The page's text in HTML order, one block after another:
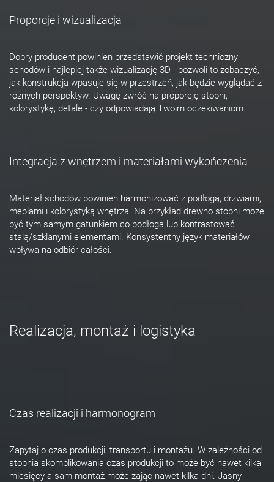
Proporcje i wizualizacja
Dobry producent powinien przedstawić projekt techniczny
schodów i najlepiej także wizualizację 3D - pozwoli to zobaczyć,
jak konstrukcja wpasuje się w przestrzeń, jak będzie wyglądać z
różnych perspektyw. Uwagę zwróć na proporcję stopni,
kolorystykę, detale - czy odpowiadają Twoim oczekiwaniom.
Integracja z wnętrzem i materiałami wykończenia
Materiał schodów powinien harmonizować z podłogą, drzwiami,
meblami i kolorystyką wnętrza. Na przykład drewno stopni może
być tym samym gatunkiem co podłoga lub kontrastować
stalą/szklanymi elementami. Konsystentny język materiałów
wpływa na odbiór całości.
Realizacja, montaż i logistyka
Czas realizacji i harmonogram
Zapytaj o czas produkcji, transportu i montażu. W zależności od
stopnia skomplikowania czas produkcji to może być nawet kilka
miesięcy a sam montaż może zając nawet kilka dni. Jasny